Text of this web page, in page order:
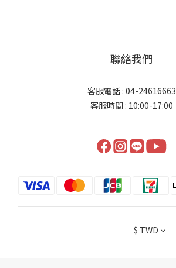
聯絡我們
客服電話 : 04-24616663
客服時間 : 10:00-17:00
$ TWD